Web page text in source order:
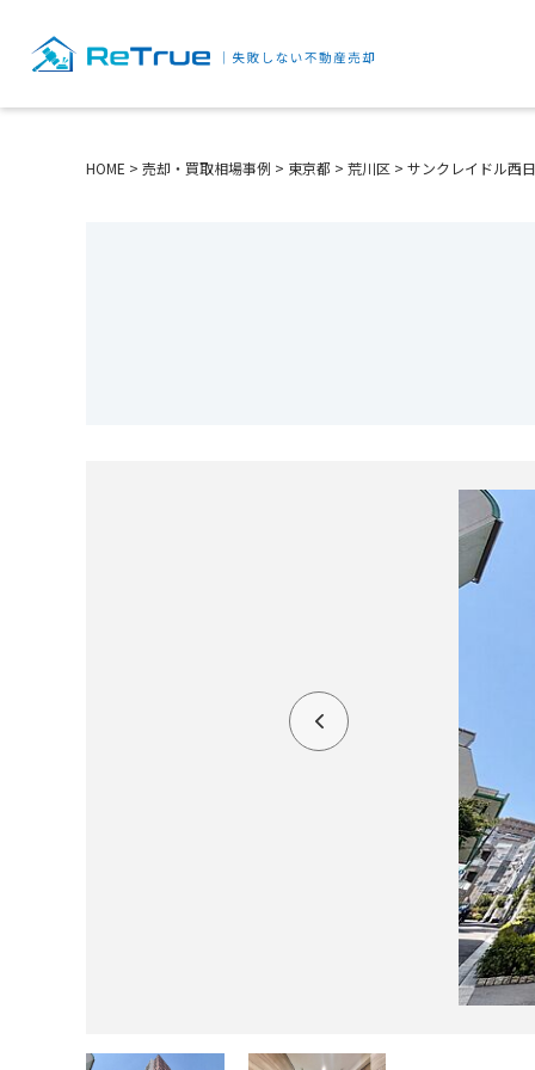
HOME > 売却・買取相場事例 > 東京都 > 荒川区 > サンクレイドル西